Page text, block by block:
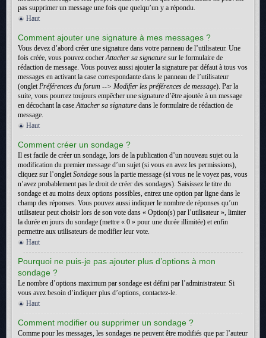
pas supprimer un message une fois que quelqu’un y a répondu.
Haut
Comment ajouter une signature à mes messages ?
Vous devez d’abord créer une signature dans votre panneau de l’utilisateur. Une
fois créée, vous pouvez cocherAttacher sa signature sur le formulaire de
rédaction de message. Vous pouvez aussi ajouter la signature par défaut à tous vos
messages en activant la case correspondante dans le panneau de l’utilisateur
(ongletPréférences du forum --> Modifier les préférences de message). Par la
suite, vous pourrez toujours empêcher une signature d’être ajoutée à un message
en décochant la caseAttacher sa signature dans le formulaire de rédaction de
message.
Haut
Comment créer un sondage ?
Il est facile de créer un sondage, lors de la publication d’un nouveau sujet ou la
modification du premier message d’un sujet (si vous en avez les permissions),
cliquez sur l’ongletSondage sous la partie message (si vous ne le voyez pas, vous
n’avez probablement pas le droit de créer des sondages). Saisissez le titre du
sondage et au moins deux options possibles, entrez une option par ligne dans le
champ des réponses. Vous pouvez aussi indiquer le nombre de réponses qu’un
utilisateur peut choisir lors de son vote dans « Option(s) par l’utilisateur », limiter
la durée en jours du sondage (mettre « 0 » pour une durée illimitée) et enfin
permettre aux utilisateurs de modifier leur vote.
Haut
Pourquoi ne puis-je pas ajouter plus d’options à mon
sondage ?
Le nombre d’options maximum par sondage est défini par l’administrateur. Si
vous avez besoin d’indiquer plus d’options, contactez-le.
Haut
Comment modifier ou supprimer un sondage ?
Comme pour les messages, les sondages ne peuvent être modifiés que par l’auteur